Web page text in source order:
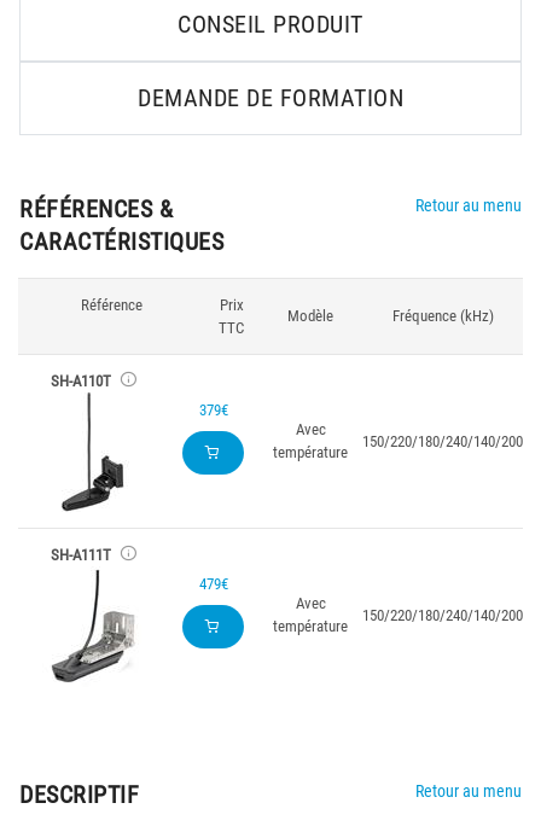
CONSEIL PRODUIT
DEMANDE DE FORMATION
RÉFÉRENCES &
CARACTÉRISTIQUES
Retour au menu
Référence
Prix
TTC
Modèle Fréquence (kHz)
SH-A110T
379€
Avec
température
150/220/180/240/140/200
SH-A111T
479€
Avec
température
150/220/180/240/140/200
DESCRIPTIF Retour au menu